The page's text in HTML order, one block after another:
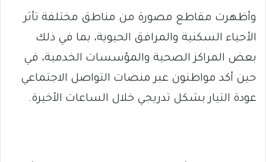
وأظهرت مقاطع مصورة من مناطق مختلفة تأثر
الأحياء السكنية والمرافق الحيوية، بما في ذلك
بعض المراكز الصحية والمؤسسات الخدمية، في
حين أكد مواطنون عبر منصات التواصل الاجتماعي
عودة التيار بشكل تدريجي خلال الساعات الأخيرة.